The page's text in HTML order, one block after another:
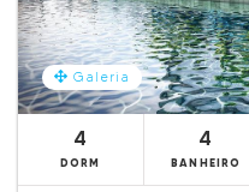
Galeria
4
DORM
4
BANHEIRO